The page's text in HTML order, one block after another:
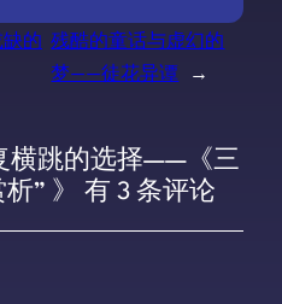
的 残酷的童话与虚幻的
梦——徒花异谭
→
横跳的选择——《三
” 》 有 3 条评论